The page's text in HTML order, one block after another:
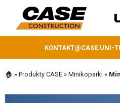
KONTAKT@CASE.UNI-
🏠 » Produkty CASE » Minikoparki »